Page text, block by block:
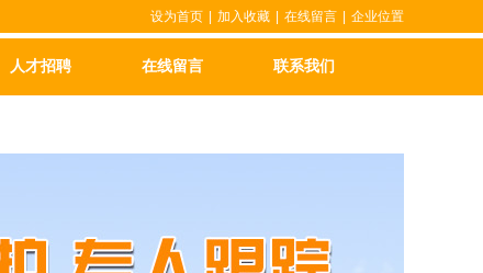
人才招聘 在线留言 联系我们
设为首页 加入收藏 在线留言 企业位置